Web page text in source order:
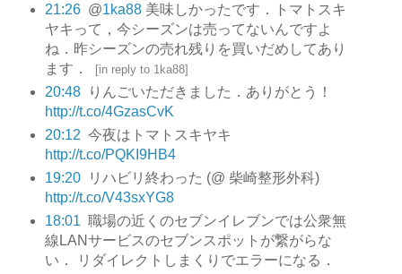
21:26 @1ka88美味しかったです．トマトスキ
ヤキって，今シーズンは売ってないんですよ
ね．昨シーズンの売れ残りを買いだめしてあり
ます．
[in reply to 1ka88]
20:48
りんごいただきました．ありがとう！
http://t.co/4GzasCvK
20:12 今夜はトマトスキヤキ
http://t.co/PQKI9HB4
19:20
リハビリ終わった (@ 柴崎整形外科)
http://t.co/V43sxYG8
18:01 職場の近くのセブンイレブンでは公衆無
線LANサービスのセブンスポットが繋がらな
い． リダイレクトしまくりでエラーになる．